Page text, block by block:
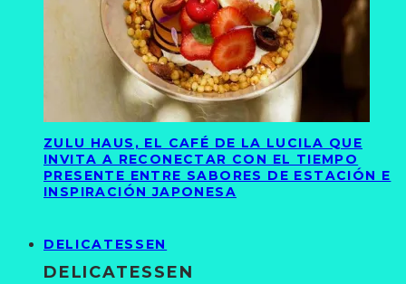
ZULU HAUS, EL CAFÉ DE LA LUCILA QUE
INVITA A RECONECTAR CON EL TIEMPO
PRESENTE ENTRE SABORES DE ESTACIÓN E
INSPIRACIÓN JAPONESA
DELICATESSEN
DELICATESSEN